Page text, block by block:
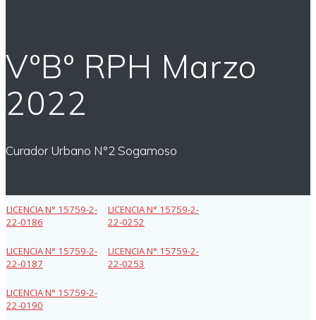
VºBº RPH Marzo
2022
Curador Urbano N°2 Sogamoso
LICENCIA N° 15759-2-
22-0186
LICENCIA N° 15759-2-
22-0252
LICENCIA N° 15759-2-
22-0187
LICENCIA N° 15759-2-
22-0253
LICENCIA N° 15759-2-
22-0190